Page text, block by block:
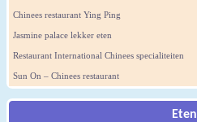
Chinees restaurant Ying Ping
Jasmine palace lekker eten
Restaurant International Chinees specialiteiten
Sun On – Chinees restaurant
Eten